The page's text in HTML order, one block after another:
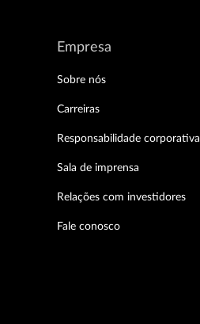
Empresa
Sobre nós
Carreiras
Responsabilidade corporativa
Sala de imprensa
Relações com investidores
Fale conosco